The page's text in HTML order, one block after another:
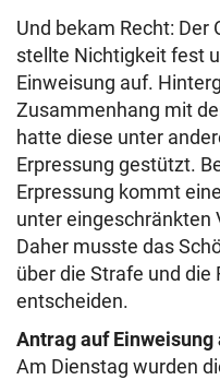
Und bekam Recht: Der
stellte Nichtigkeit fest
Einweisung auf.
Zusammenhang mit
hatte diese unter
Erpressung gestützt.
Erpressung kommt
unter eingeschränkten
Daher musste das
über die Strafe und die
entscheiden.
Antrag auf Einweisung
Am Dienstag wurden